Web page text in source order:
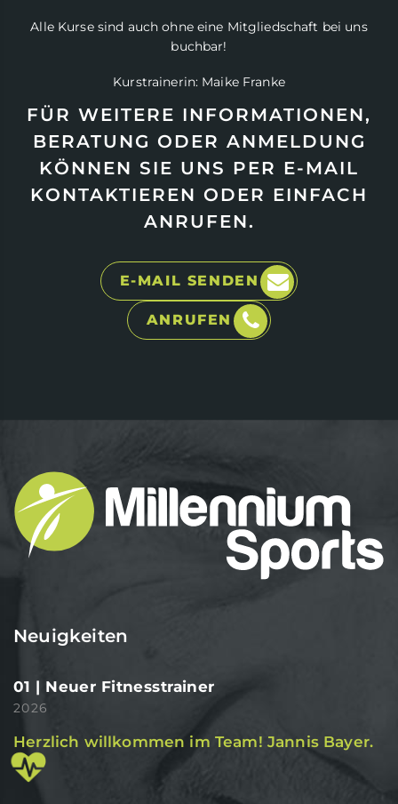
Alle Kurse sind auch ohne eine Mitgliedschaft bei uns
buchbar!
Kurstrainerin: Maike Franke
FÜR WEITERE INFORMATIONEN,
BERATUNG ODER ANMELDUNG
KÖNNEN SIE UNS PER E-MAIL
KONTAKTIEREN ODER EINFACH
ANRUFEN.
E-MAIL SENDEN
ANRUFEN
Neuigkeiten
01 | Neuer Fitnesstrainer
2026
Herzlich willkommen im Team! Jannis Bayer.